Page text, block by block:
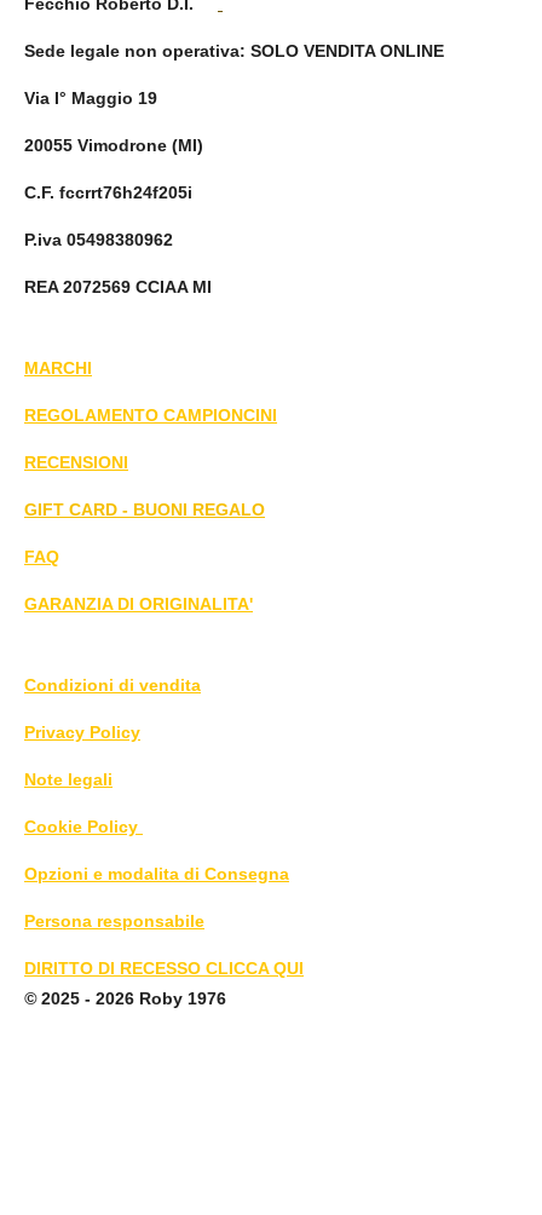
Sede legale non operativa: SOLO VENDITA ONLINE
Via I° Maggio 19
20055 Vimodrone (MI)
C.F. fccrrt76h24f205i
P.iva 05498380962
REA 2072569 CCIAA MI
MARCHI
REGOLAMENTO CAMPIONCINI
RECENSIONI
GIFT CARD - BUONI REGALO
FAQ
GARANZIA DI ORIGINALITA'
Condizioni di vendita
Privacy Policy
Note legali
Cookie Policy
Opzioni e modalita di Consegna
Persona responsabile
DIRITTO DI RECESSO CLICCA QUI
© 2025 - 2026 Roby 1976